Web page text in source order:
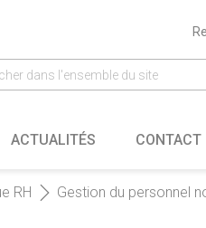
ACTUALITÉS CONTACT
RH Gestion du personnel